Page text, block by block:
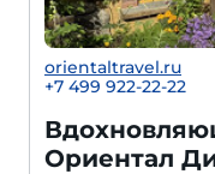
orientaltravel.ru
+7 499 922-22-22
Ориентал